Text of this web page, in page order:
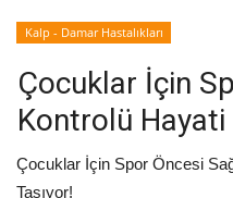
Tanı-Tedavi
Kalp - Damar Hastalıkları
Çocuklar İçin
Kontrolü Hayati
Çocuklar İçin Spor Öncesi
Taşıyor!